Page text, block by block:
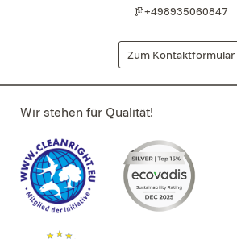
+498935060847
Zum Kontaktformular
Wir stehen für Qualität!